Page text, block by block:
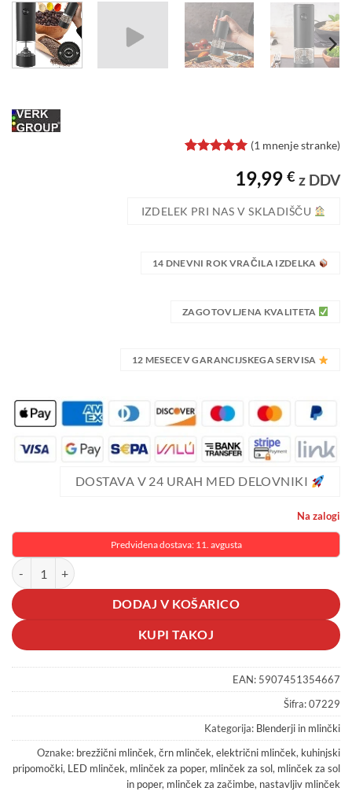
od 5 na
stranke
(1 mnenje stranke)
19,99 € z DDV
IZDELEK PRI NAS V SKLADIŠČU
14 DNEVNI ROK VRAČILA IZDELKA
ZAGOTOVLJENA KVALITETA
12 MESECEV GARANCIJSKEGA SERVISA
DOSTAVA V 24 URAH MED DELOVNIKI
Na zalogi
Predvidena dostava: 11. avgusta
Brezžični nastavljiv LED električni mlinček za sol in poper črn
DODAJ V KOŠARICO
KUPI TAKOJ
EAN: 5907451354667
Šifra:07229
Kategorija: Blenderji in mlinčki
Oznake: brezžični mlinček,črn mlinček,električni mlinček, kuhinjski
pripomočki, LED mlinček, mlinček za poper, mlinček za sol, mlinček za sol
in poper, mlinček za začimbe, nastavljiv mlinček